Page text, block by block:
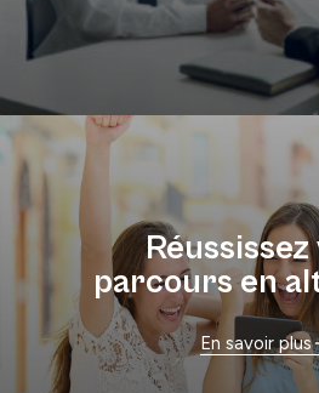
parcours en
En savoir plus